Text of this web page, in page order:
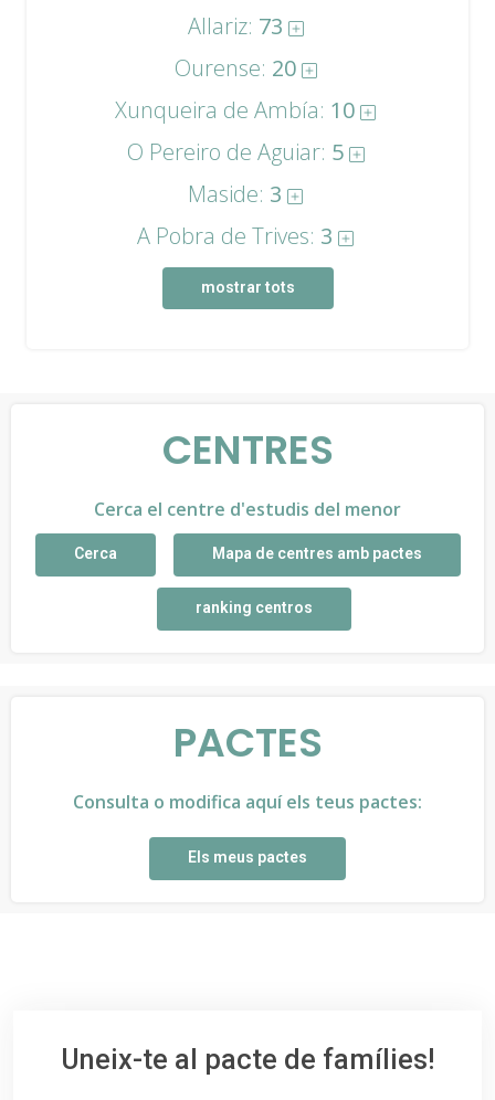
Allariz: 73
Ourense: 20
Xunqueira de Ambía: 10
O Pereiro de Aguiar: 5
Maside: 3
A Pobra de Trives: 3
mostrar tots
CENTRES
Cerca el centre d'estudis del menor
Cerca Mapa de centres amb pactes
ranking centros
PACTES
Consulta o modifica aquí els teus pactes:
Els meus pactes
Uneix-te al pacte de famílies!